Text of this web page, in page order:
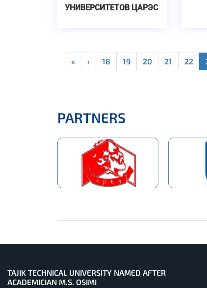
УНИВЕРСИТЕТОВ ЦАРЭС
« ‹ 18 19 20 21 22
PARTNERS
TAJIK TECHNICAL UNIVERSITY NAMED AFTER
ACADEMICIAN M.S. OSIMI